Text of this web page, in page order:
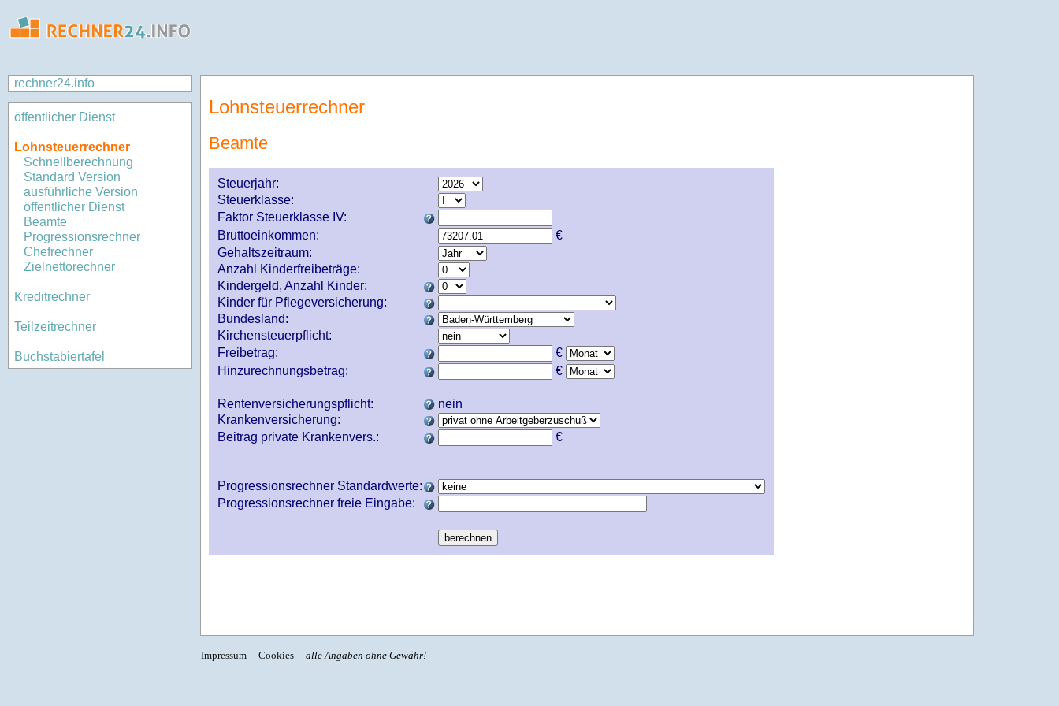
rechner24.info
öffentlicher Dienst
Lohnsteuerrechner
Schnellberechnung
Standard Version
ausführliche Version
öffentlicher Dienst
Beamte
Progressionsrechner
Chefrechner
Zielnettorechner
Kreditrechner
Teilzeitrechner
Buchstabiertafel
Lohnsteuerrechner
Beamte
Steuerjahr:
Steuerklasse:
Faktor Steuerklasse IV:
Bruttoeinkommen:
€
Gehaltszeitraum:
Anzahl Kinderfreibeträge:
Kindergeld, Anzahl Kinder:
Kinder für Pflegeversicherung:
Bundesland:
Kirchensteuerpflicht:
Freibetrag:
€
Hinzurechnungsbetrag:
€
Rentenversicherungspflicht:
nein
Krankenversicherung:
Beitrag private Krankenvers.:
€
Progressionsrechner Standardwerte:
Progressionsrechner freie Eingabe:
Impressum Cookies alle Angaben ohne Gewähr!